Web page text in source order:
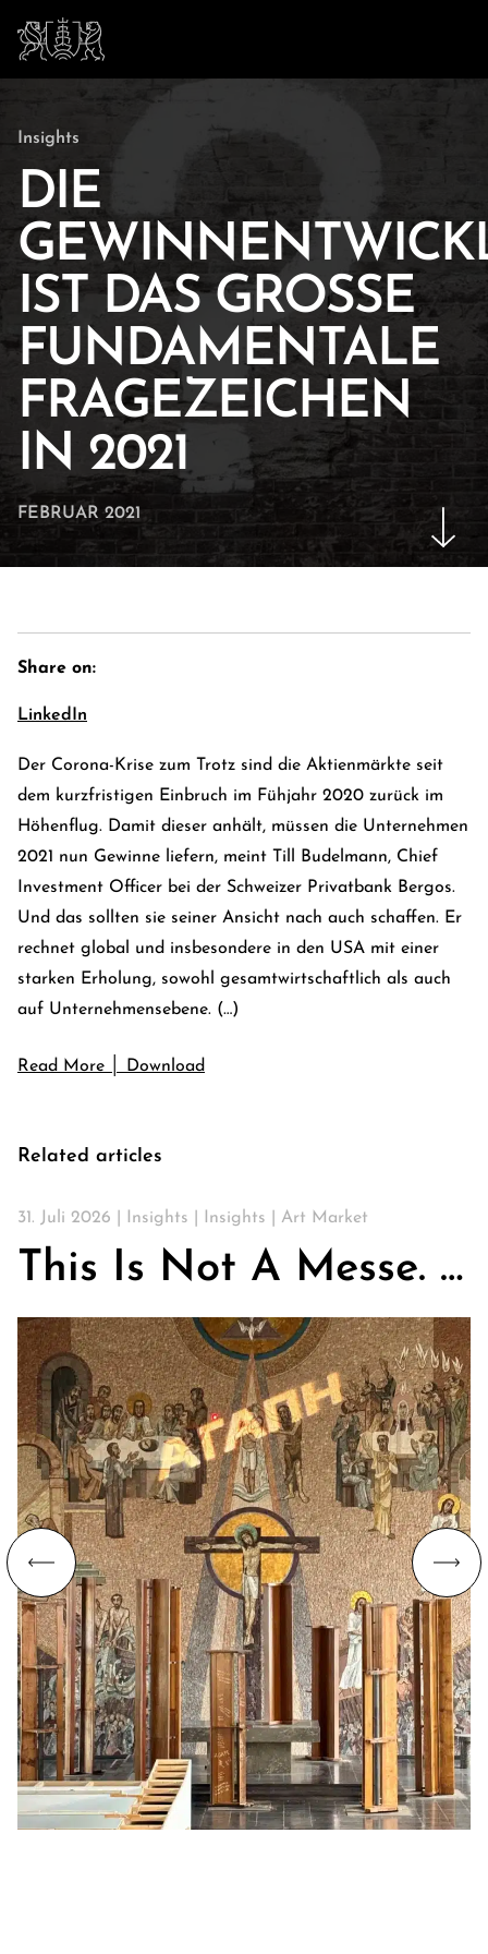
E-Banking Log-In
Kontakt
Insights
DIE
IST DAS GROSSE
FUNDAMENTALE
FRAGEZEICHEN
IN 2021
FEBRUAR 2021
Der Corona-Krise zum Trotz sind die Aktienmärkte seit
dem kurzfristigen Einbruch im Fühjahr 2020 zurück im
Höhenflug. Damit dieser anhält, müssen die Unternehmen
2021 nun Gewinne liefern, meint Till Budelmann, Chief
Investment Officer bei der Schweizer Privatbank Bergos.
Und das sollten sie seiner Ansicht nach auch schaffen. Er
rechnet global und insbesondere in den USA mit einer
starken Erholung, sowohl gesamtwirtschaftlich als auch
auf Unternehmensebene. (…)
Read More │ Download
Share on:
LinkedIn
Related articles
31. Juli 2026 | Insights Insights Art Market
This Is Not A Messe. Über Kirchen, Kunst & die Suche nach Gemeinschaft